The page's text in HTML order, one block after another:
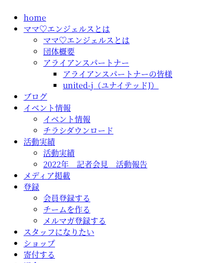
home
ママ♡エンジェルスとは
ママ♡エンジェルスとは
団体概要
アライアンスパートナー
アライアンスパートナーの皆様
united-j（ユナイテッドJ）
ブログ
イベント情報
イベント情報
チラシダウンロード
活動実績
活動実績
2022年 記者会見 活動報告
メディア掲載
登録
会員登録する
チームを作る
メルマガ登録する
スタッフになりたい
ショップ
寄付する